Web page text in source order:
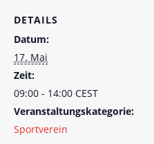
DETAILS
Datum:
17. Mai
Zeit:
09:00 - 14:00 CEST
Veranstaltungskategorie:
Sportverein